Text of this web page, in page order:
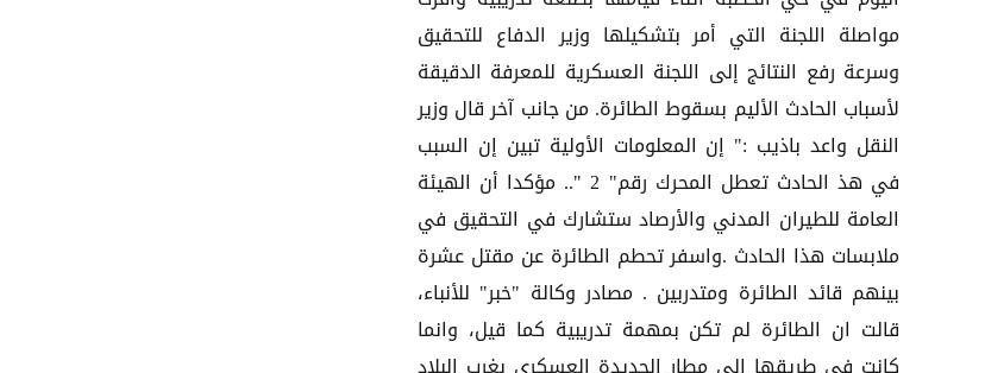
مواصلة اللجنة التي أمر بتشكيلها وزير الدفاع للتحقيق
وسرعة رفع النتائج إلى اللجنة العسكرية للمعرفة الدقيقة
لأسباب الحادث الأليم بسقوط الطائرة. من جانب آخر قال وزير
النقل واعد باذيب :" إن المعلومات الأولية تبين إن السبب
في هذ الحادث تعطل المحرك رقم" 2 ".. مؤكدا أن الهيئة
العامة للطيران المدني والأرصاد ستشارك في التحقيق في
ملابسات هذا الحادث .واسفر تحطم الطائرة عن مقتل عشرة
بينهم قائد الطائرة ومتدربين . مصادر وكالة "خبر" للأنباء،
قالت ان الطائرة لم تكن بمهمة تدريبية كما قيل، وانما